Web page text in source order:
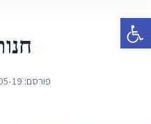
פתח סרגל נגישות
פורסם: 19